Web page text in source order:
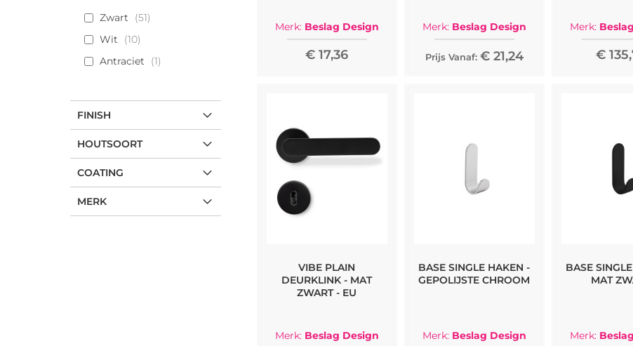
Merk: Beslag Design
€ 17,36
Merk: Beslag Design
Prijs Vanaf: € 21,24
Merk:
€
VIBE PLAIN
DEURKLINK - MAT
ZWART - EU
Merk: Beslag Design
BASE SINGLE HAKEN -
GEPOLIJSTE CHROOM
Merk: Beslag Design
BASE
MAT
Merk:
Zwart
51
Wit
10
Antraciet
1
FINISH
HOUTSOORT
COATING
MERK